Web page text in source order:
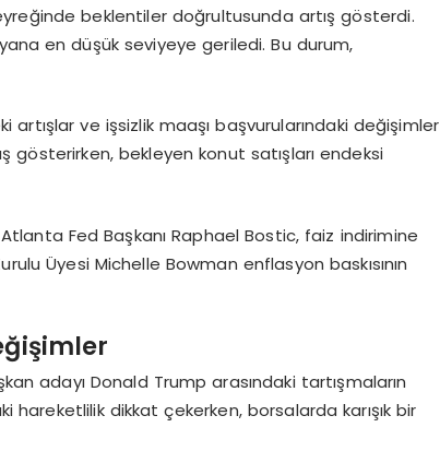
beklentiler doğrultusunda artış gösterdi.
en düşük seviyeye geriledi. Bu durum,
ve işsizlik maaşı başvurularındaki değişimler
gösterirken, bekleyen konut satışları endeksi
Fed Başkanı Raphael Bostic, faiz indirimine
Üyesi Michelle Bowman enflasyon baskısının
adayı Donald Trump arasındaki tartışmaların
dikkat çekerken, borsalarda karışık bir